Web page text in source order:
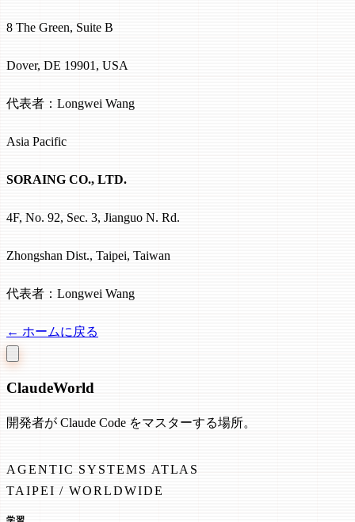
8 The Green, Suite B
Dover, DE 19901, USA
代表者：Longwei Wang
Asia Pacific
SORAING CO., LTD.
4F, No. 92, Sec. 3, Jianguo N. Rd.
Zhongshan Dist., Taipei, Taiwan
代表者：Longwei Wang
← ホームに戻る
ClaudeWorld
開発者が Claude Code をマスターする場所。
AGENTIC SYSTEMS ATLAS
TAIPEI / WORLDWIDE
学習